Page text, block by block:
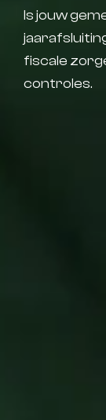
Is jouw
fiscale
controles.